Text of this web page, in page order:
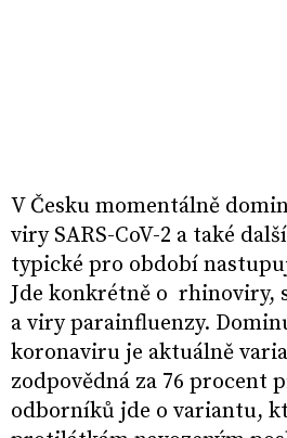
V Česku momentálně
viry SARS-CoV-2 a také
typické pro období
Jde konkrétně o rhinoviry,
a viry parainfluenzy.
koronaviru je aktuálně
zodpovědná za 76 procent
odborníků jde o variantu,